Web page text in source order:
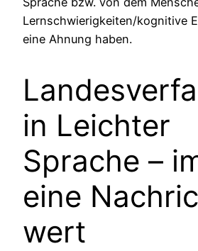
Lernschwierigkeiten/kognitive
eine Ahnung haben.
in Leichter
Sprache –
eine
wert